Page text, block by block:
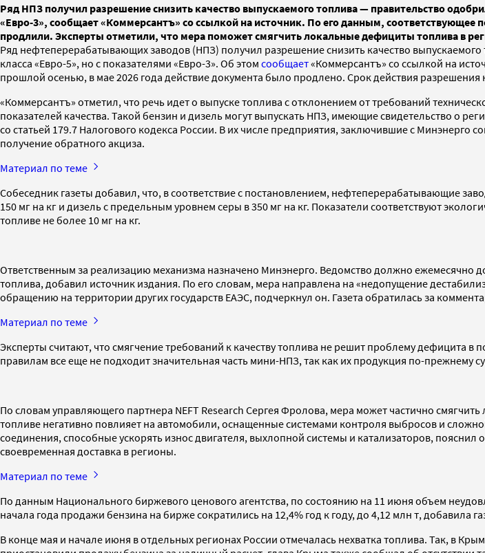
Ряд НПЗ получил разрешение снизить качество выпускаемого топлива — правительство
«Евро-3», сообщает «Коммерсантъ» со ссылкой на источник. По его данным, соответствующее
продлили. Эксперты отметили, что мера поможет смягчить локальные дефициты топлива в
Ряд нефтеперерабатывающих заводов (НПЗ) получил разрешение снизить качество
класса «Евро-5», но с показателями «Евро-3». Об этом сообщает«Коммерсантъ» со ссылкой на
прошлой осенью, в мае 2026 года действие документа было продлено. Срок действия разрешения
«Коммерсантъ» отметил, что речь идет о выпуске топлива с отклонением от требований
показателей качества. Такой бензин и дизель могут выпускать НПЗ, имеющие свидетельство о
со статьей 179.7 Налогового кодекса России. В их числе предприятия, заключившие с
получение обратного акциза.
Материал по теме
Собеседник газеты добавил, что, в соответствие с постановлением, нефтеперерабатывающие
150 мг на кг и дизель с предельным уровнем серы в 350 мг на кг. Показатели соответствуют
топливе не более 10 мг на кг.
Ответственным за реализацию механизма назначено Минэнерго. Ведомство должно ежемесячно
топлива, добавил источник издания. По его словам, мера направлена на «недопущение
обращению на территории других государств ЕАЭС, подчеркнул он. Газета обратилась за
Материал по теме
Эксперты считают, что смягчение требований к качеству топлива не решит проблему дефицита
правилам все еще не подходит значительная часть мини-НПЗ, так как их продукция по-прежнему
По словам управляющего партнера NEFT Research Сергея Фролова, мера может частично
топливе негативно повлияет на автомобили, оснащенные системами контроля выбросов и
соединения, способные ускорять износ двигателя, выхлопной системы и катализаторов,
своевременная доставка в регионы.
Материал по теме
По данным Национального биржевого ценового агентства, по состоянию на 11 июня объем
начала года продажи бензина на бирже сократились на 12,4% год к году, до 4,12 млн т, добавила
В конце мая и начале июня в отдельных регионах России отмечалась нехватка топлива. Так, в